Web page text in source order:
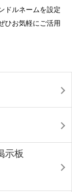
ドルネームを設定
ひお気軽にご活用
示板